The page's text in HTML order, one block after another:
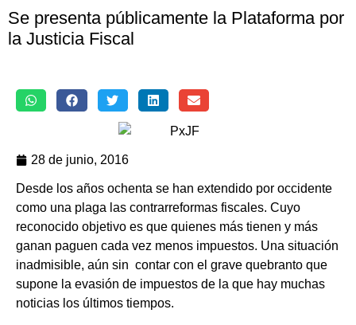
Se presenta públicamente la Plataforma por
la Justicia Fiscal
28 de junio, 2016
Desde los años ochenta se han extendido por occidente
como una plaga las contrarreformas fiscales. Cuyo
reconocido objetivo es que quienes más tienen y más
ganan paguen cada vez menos impuestos. Una situación
inadmisible, aún sin contar con el grave quebranto que
supone la evasión de impuestos de la que hay muchas
noticias los últimos tiempos.
CECU
viene
desarrollando
a
lo
largo
de
este